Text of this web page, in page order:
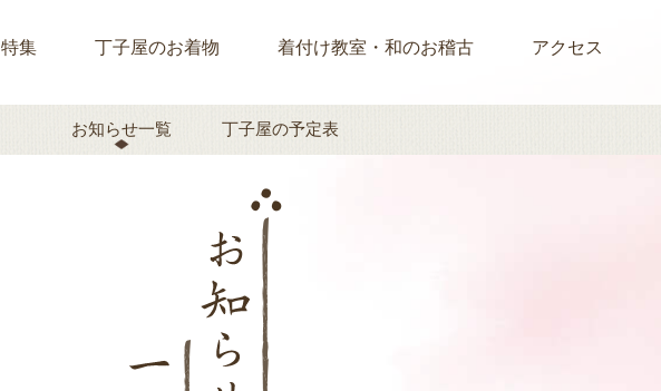
特集 丁子屋のお着物 着付け教室・和のお稽古 アクセス
お知らせ一覧 丁子屋の予定表